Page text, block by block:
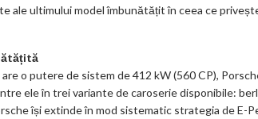
ale ultimului model îmbunătățit în ceea ce
o putere de sistem de 412 kW (560 CP),
ele în trei variante de caroserie disponibile:
își extinde în mod sistematic strategia de E-